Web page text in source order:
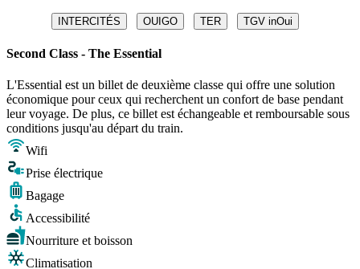
INTERCITÉS OUIGO TER TGV inOui
Second Class - The Essential
L'Essential est un billet de deuxième classe qui offre une solution
économique pour ceux qui recherchent un confort de base pendant
leur voyage. De plus, ce billet est échangeable et remboursable sous
conditions jusqu'au départ du train.
Wifi
Prise électrique
Bagage
Accessibilité
Nourriture et boisson
Climatisation